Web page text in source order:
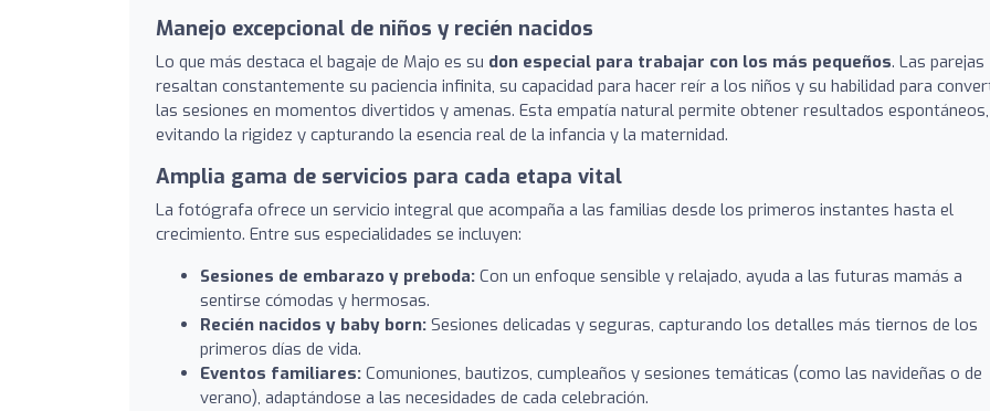
Manejo excepcional de niños y recién nacidos
Lo que más destaca el bagaje de Majo es su don especial para trabajar con los más pequeños. Las parejas
resaltan constantemente su paciencia infinita, su capacidad para hacer reír a los niños y su habilidad para
las sesiones en momentos divertidos y amenas. Esta empatía natural permite obtener resultados espontáneos,
evitando la rigidez y capturando la esencia real de la infancia y la maternidad.
Amplia gama de servicios para cada etapa vital
La fotógrafa ofrece un servicio integral que acompaña a las familias desde los primeros instantes hasta el
crecimiento. Entre sus especialidades se incluyen:
Sesiones de embarazo y preboda: Con un enfoque sensible y relajado, ayuda a las futuras mamás a
sentirse cómodas y hermosas.
Recién nacidos y baby born: Sesiones delicadas y seguras, capturando los detalles más tiernos de los
primeros días de vida.
Eventos familiares: Comuniones, bautizos, cumpleaños y sesiones temáticas (como las navideñas o de
verano), adaptándose a las necesidades de cada celebración.